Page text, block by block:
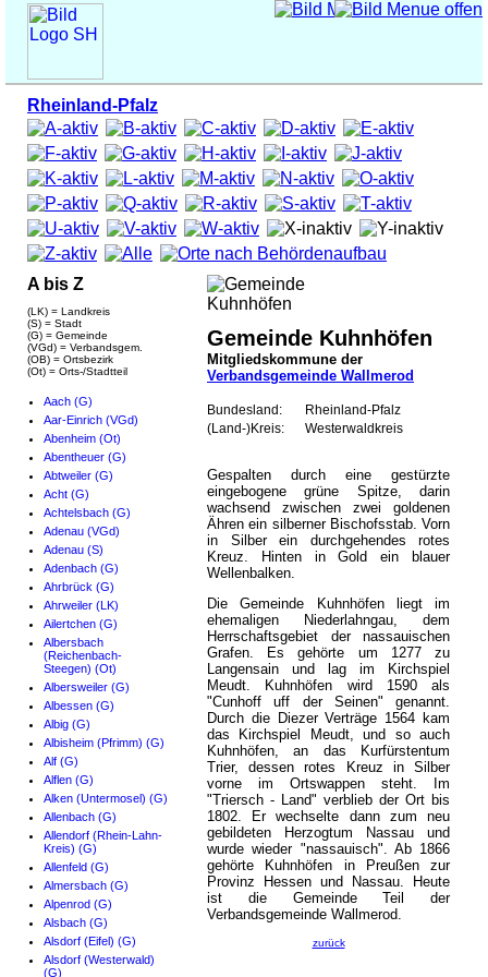
Rheinland-Pfalz
A bis Z
(LK) = Landkreis
(S) = Stadt
(G) = Gemeinde
(VGd) = Verbandsgem.
(OB) = Ortsbezirk
(Ot) = Orts-/Stadtteil
Aach (G)
Aar-Einrich (VGd)
Abenheim (Ot)
Abentheuer (G)
Abtweiler (G)
Acht (G)
Achtelsbach (G)
Adenau (VGd)
Adenau (S)
Adenbach (G)
Ahrbrück (G)
Ahrweiler (LK)
Ailertchen (G)
Albersbach
(Reichenbach-
Steegen) (Ot)
Albersweiler (G)
Albessen (G)
Albig (G)
Albisheim (Pfrimm) (G)
Alf (G)
Alflen (G)
Alken (Untermosel) (G)
Allenbach (G)
Allendorf (Rhein-Lahn-
Kreis) (G)
Allenfeld (G)
Almersbach (G)
Alpenrod (G)
Alsbach (G)
Alsdorf (Eifel) (G)
Alsdorf (Westerwald)
(G)
Gemeinde Kuhnhöfen
Mitgliedskommune der
Verbandsgemeinde Wallmerod
Bundesland:
Rheinland-Pfalz
(Land-)Kreis:
Westerwaldkreis
Gespalten durch eine gestürzte
eingebogene grüne Spitze, darin
wachsend zwischen zwei goldenen
Ähren ein silberner Bischofsstab. Vorn
in Silber ein durchgehendes rotes
Kreuz. Hinten in Gold ein blauer
Wellenbalken.
Die Gemeinde Kuhnhöfen liegt im
ehemaligen Niederlahngau, dem
Herrschaftsgebiet der nassauischen
Grafen. Es gehörte um 1277 zu
Langensain und lag im Kirchspiel
Meudt. Kuhnhöfen wird 1590 als
"Cunhoff uff der Seinen" genannt.
Durch die Diezer Verträge 1564 kam
das Kirchspiel Meudt, und so auch
Kuhnhöfen, an das Kurfürstentum
Trier, dessen rotes Kreuz in Silber
vorne im Ortswappen steht. Im
"Triersch - Land" verblieb der Ort bis
1802. Er wechselte dann zum neu
gebildeten Herzogtum Nassau und
wurde wieder "nassauisch". Ab 1866
gehörte Kuhnhöfen in Preußen zur
Provinz Hessen und Nassau. Heute
ist die Gemeinde Teil der
Verbandsgemeinde Wallmerod.
zurück